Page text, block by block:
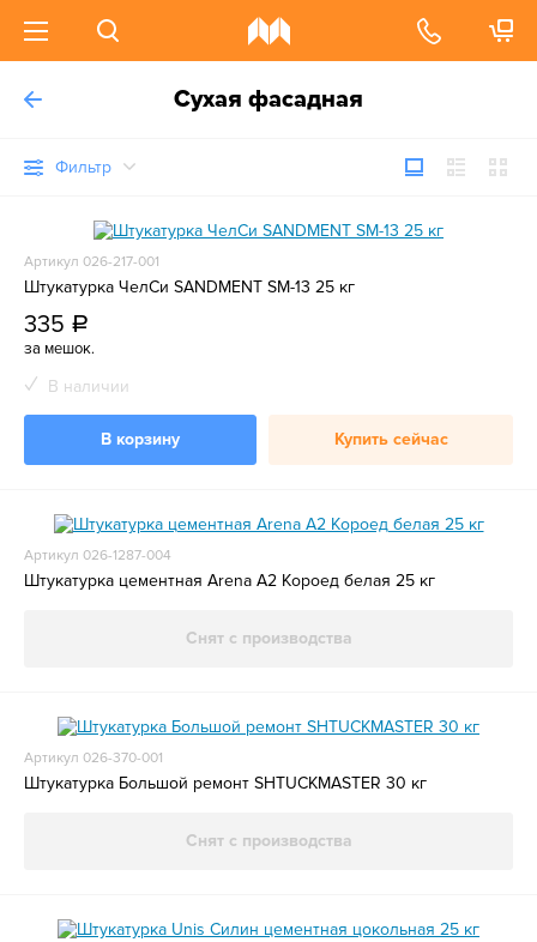
Сухая фасадная
Фильтр
Артикул 026-217-001
Штукатурка ЧелСи SANDMENT SM-13 25 кг
335 a
за мешок.
В наличии
В корзину Купить сейчас
Артикул 026-1287-004
Штукатурка цементная Arena A2 Короед белая 25 кг
Снят с производства
Артикул 026-370-001
Штукатурка Большой ремонт SHTUCKMASTER 30 кг
Снят с производства